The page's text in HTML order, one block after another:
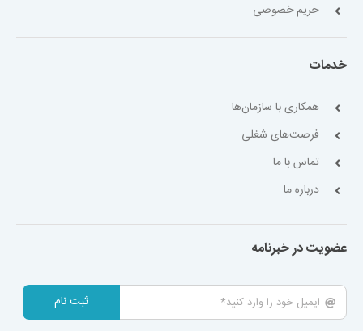
حریم خصوصی
خدمات
همکاری با سازمان‌ها
فرصت‌های شغلی
تماس با ما
درباره ما
عضویت در خبرنامه
ثبت نام